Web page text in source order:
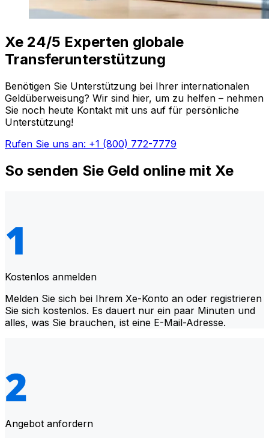
Xe 24/5 Experten globale
Transferunterstützung
Benötigen Sie Unterstützung bei Ihrer internationalen
Geldüberweisung? Wir sind hier, um zu helfen – nehmen
Sie noch heute Kontakt mit uns auf für persönliche
Unterstützung!
Rufen Sie uns an: +1 (800) 772-7779
So senden Sie Geld online mit Xe
Kostenlos anmelden
Melden Sie sich bei Ihrem Xe-Konto an oder registrieren
Sie sich kostenlos. Es dauert nur ein paar Minuten und
alles, was Sie brauchen, ist eine E-Mail-Adresse.
Angebot anfordern